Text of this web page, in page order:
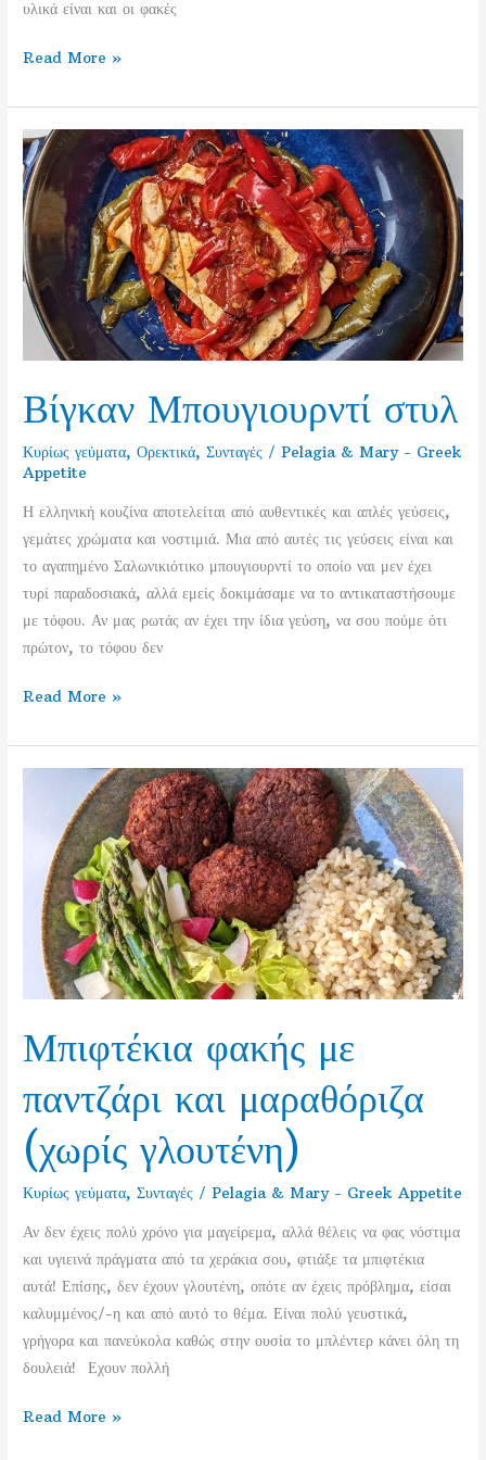
υλικά είναι και οι φακές
Φακές
Μαγείρεψε
1
φορά
και
απόλαυσε
3
διαφορετικά
βίγκαν
γεύματα
Read More »
Βίγκαν Μπουγιουρντί στυλ
Κυρίως γεύματα,Ορεκτικά,Συνταγές /Pelagia & Mary - Greek
Appetite
Η ελληνική κουζίνα αποτελείται από αυθεντικές και απλές γεύσεις,
γεμάτες χρώματα και νοστιμιά. Μια από αυτές τις γεύσεις είναι και
το αγαπημένο Σαλωνικιότικο μπουγιουρντί το οποίο ναι μεν έχει
τυρί παραδοσιακά, αλλά εμείς δοκιμάσαμε να το αντικαταστήσουμε
με τόφου. Αν μας ρωτάς αν έχει την ίδια γεύση, να σου πούμε ότι
πρώτον, το τόφου δεν
Βίγκαν
στυλ
Read More »
Μπιφτέκια φακής με
παντζάρι και μαραθόριζα
(χωρίς γλουτένη)
Κυρίως γεύματα,Συνταγές /Pelagia & Mary - Greek Appetite
Αν δεν έχεις πολύ χρόνο για μαγείρεμα, αλλά θέλεις να φας νόστιμα
και υγιεινά πράγματα από τα χεράκια σου, φτιάξε τα μπιφτέκια
αυτά! Επίσης, δεν έχουν γλουτένη, οπότε αν έχεις πρόβλημα, είσαι
καλυμμένος/-η και από αυτό το θέμα. Είναι πολύ γευστικά,
γρήγορα και πανεύκολα καθώς στην ουσία το μπλέντερ κάνει όλη τη
δουλειά! Εχουν πολλή
Μπιφτέκια
Read More »